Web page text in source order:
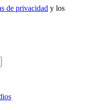
de privacidad y los